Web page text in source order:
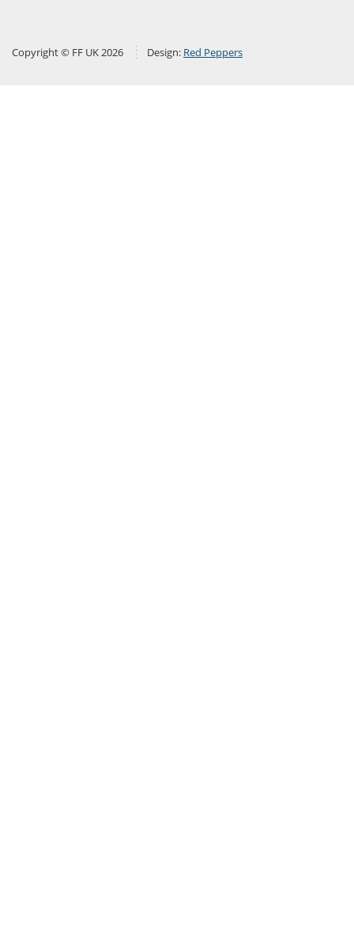
Copyright © FF UK 2026 Design: Red Peppers